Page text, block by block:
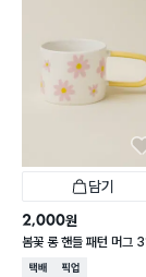
담기
2,000원
봄꽃 롱 핸들 패턴 머그
ml
택배배송매장픽업